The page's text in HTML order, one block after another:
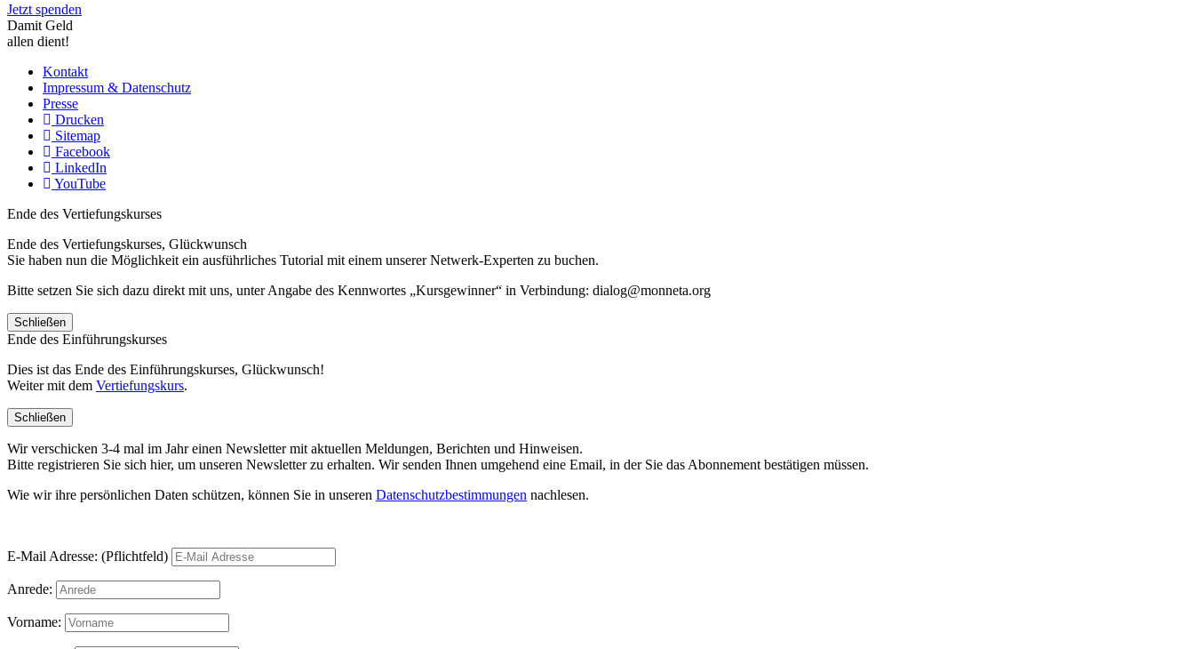
Jetzt spenden
Damit Geld
allen dient!
Kontakt
Impressum & Datenschutz
Presse
Drucken
Sitemap
Facebook
LinkedIn
YouTube
Ende des Vertiefungskurses
Ende des Vertiefungskurses, Glückwunsch
Sie haben nun die Möglichkeit ein ausführliches Tutorial mit einem unserer Netwerk-Experten zu buchen.
Bitte setzen Sie sich dazu direkt mit uns, unter Angabe des Kennwortes „Kursgewinner“ in Verbindung: dialog@monneta.org
Schließen
Ende des Einführungskurses
Dies ist das Ende des Einführungskurses, Glückwunsch!
Weiter mit dem Vertiefungskurs.
Schließen
Wir verschicken 3-4 mal im Jahr einen Newsletter mit aktuellen Meldungen, Berichten und Hinweisen.
Bitte registrieren Sie sich hier, um unseren Newsletter zu erhalten. Wir senden Ihnen umgehend eine Email, in der Sie das Abonnement bestätigen müssen.
Wie wir ihre persönlichen Daten schützen, können Sie in unseren Datenschutzbestimmungen nachlesen.
E-Mail Adresse: (Pflichtfeld)
Anrede:
Vorname: